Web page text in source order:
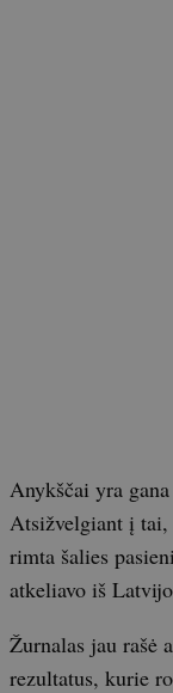
Anykščai yra
Atsižvelgiant į
rimta šalies
atkeliavo iš
Žurnalas jau rašė
rezultatus, kurie